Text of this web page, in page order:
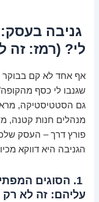
גניבה
לי? (רמז: זה
אף אחד לא קם בבוקר
שגנבו לי כסף
גם הסטטיסטיקה,
מנהלים חנות קטנה,
פורץ דרך – העסק
הגניבה היא דווקא
1. הסוגים
עליהם: זה לא רק